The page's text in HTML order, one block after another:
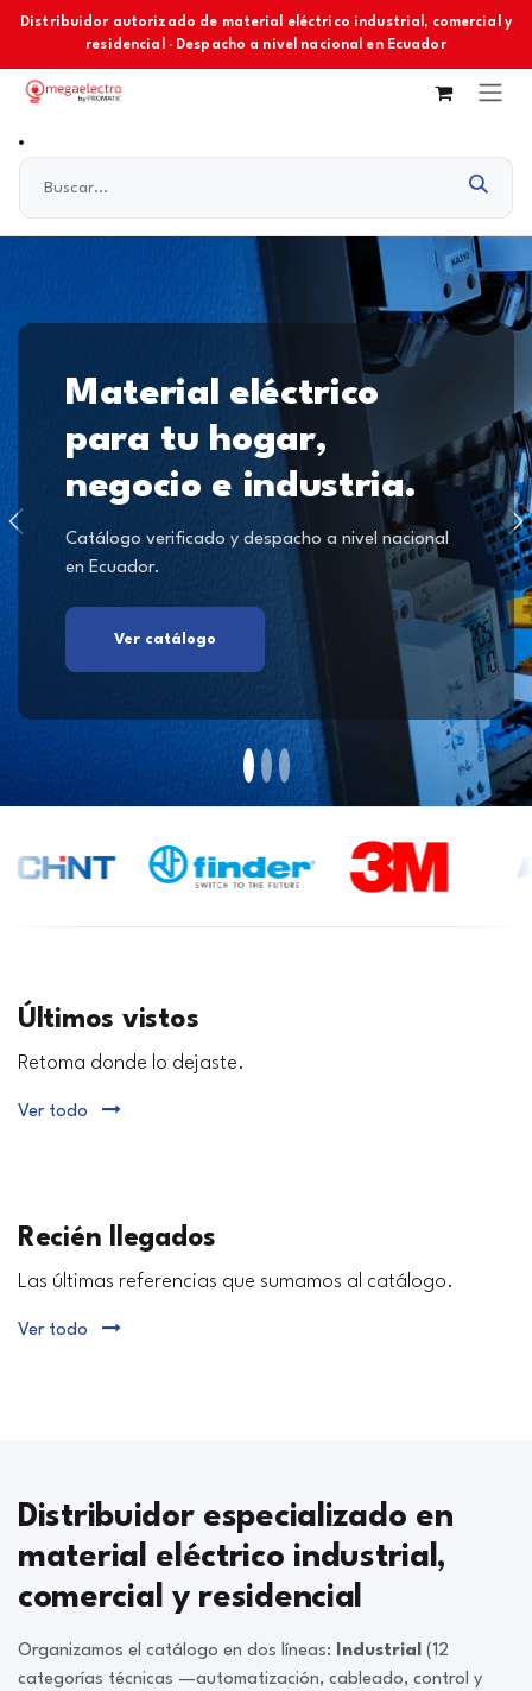
Ir al contenido
Distribuidor autorizado de material eléctrico industrial, comercial y
residencial · Despacho a nivel nacional en Ecuador
Material eléctrico
para tu hogar,
negocio e industria.
Catálogo verificado y despacho a nivel nacional
en Ecuador.
Ver catálogo
Últimos vistos
Retoma donde lo dejaste.
Ver todo
Recién llegados
Las últimas referencias que sumamos al catálogo.
Ver todo
Distribuidor especializado en
material eléctrico industrial,
comercial y residencial
Organizamos el catálogo en dos líneas: Industrial (12
categorías técnicas —automatización, cableado, control y